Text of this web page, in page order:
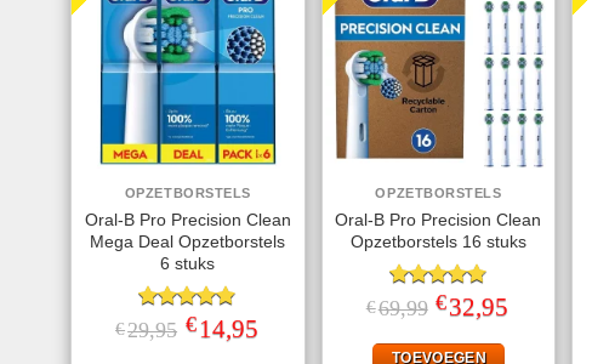
OPZETBORSTELS
Oral-B Pro Precision Clean
Mega Deal Opzetborstels
6 stuks
Gewaardeerd
4.80uit 5
€29,95 Oorspronkelijke
prijs
€ 14,95prijs
OPZETBORSTELS
Oral-B Pro Precision Clean
Opzetborstels 16 stuks
Gewaardeerd
4.78uit 5
€69,99 Oorspronkelijke
prijs
€69,99.
€32,95
TOEVOEGEN